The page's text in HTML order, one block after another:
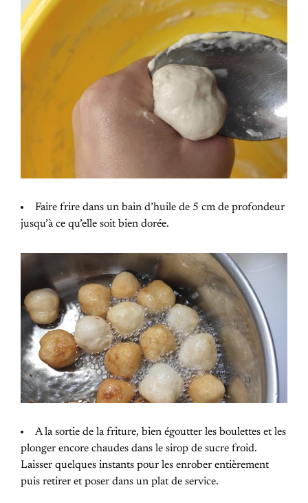
Faire frire dans un bain d’huile de 5 cm de profondeur
jusqu’à ce qu’elle soit bien dorée.
A la sortie de la friture, bien égoutter les boulettes et les
plonger encore chaudes dans le sirop de sucre froid.
Laisser quelques instants pour les enrober entièrement
puis retirer et poser dans un plat de service.